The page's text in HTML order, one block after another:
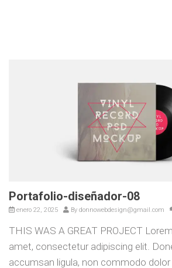
Portafolio-diseñador-08
enero 22, 2025 By donnowebdesign@gmail.com
THIS WAS A GREAT PROJECT
amet, consectetur adipiscing elit.
accumsan ligula, non commodo